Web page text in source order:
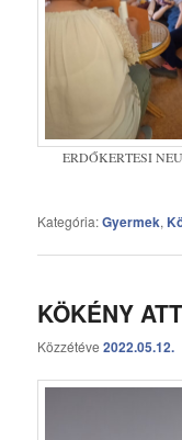
ERDŐKERTESI
Kategória:Gyermek,
KÖKÉNY
Közzétéve2022.05.12.